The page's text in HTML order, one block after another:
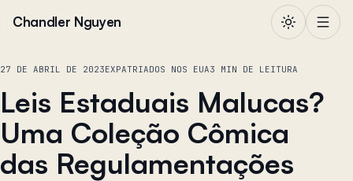
Chandler Nguyen
27 DE ABRIL DE 2023EXPATRIADOS NOS EUA3 MIN DE LEITURA
Leis Estaduais Malucas?
Uma Coleção Cômica
das Regulamentações